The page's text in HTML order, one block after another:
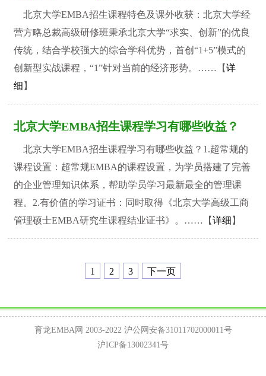
北京大学EMBA招生课程特色及课外收获：北京大学经
营方略总裁高级研修班秉承北京大学“求实、创新”的优良
传统，结合学校强大的综合学科优势，首创“1+5”模式的
创新型实战课程，“1”针对当前的经济形势。……【详
细 】
北京大学EMBA招生课程学习有哪些收益？
北京大学EMBA招生课程学习有哪些收益？1.超常规的
课程设置：超常规EMBA的课程设置，为学员搭建了完善
的企业管理知识体系，帮助学员学习最新最全的管理课
程。2.有价值的学习证书：同时取得《北京大学高级工商
管理硕士EMBA研究生课程结业证书》。……【详细 】
1 2 3 下一页
育龙EMBA网 2003-2022 沪公网安备31011702000011号
沪ICP备13002341号